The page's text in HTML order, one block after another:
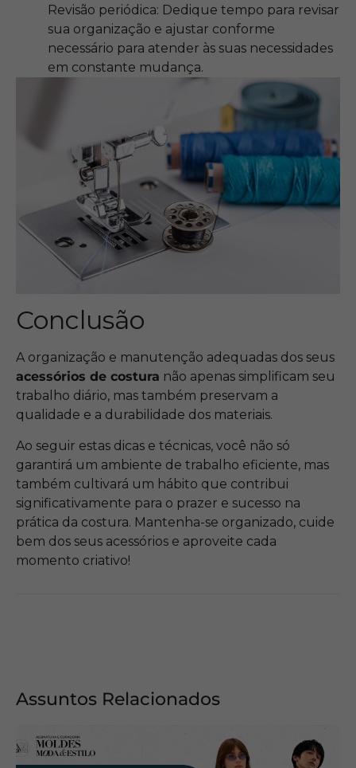
Revisão periódica: Dedique tempo para revisar
sua organização e ajustar conforme
necessário para atender às suas necessidades
em constante mudança.
Conclusão
A organização e manutenção adequadas dos seus
acessórios de costura não apenas simplificam seu
trabalho diário, mas também preservam a
qualidade e a durabilidade dos materiais.
Ao seguir estas dicas e técnicas, você não só
garantirá um ambiente de trabalho eficiente, mas
também cultivará um hábito que contribui
significativamente para o prazer e sucesso na
prática da costura. Mantenha-se organizado, cuide
bem dos seus acessórios e aproveite cada
momento criativo!
Assuntos Relacionados